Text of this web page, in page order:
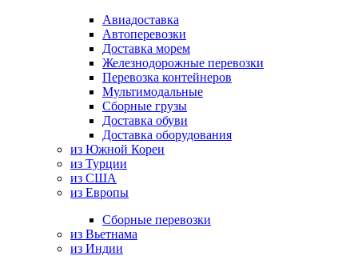
Авиадоставка
Автоперевозки
Доставка морем
Железнодорожные перевозки
Перевозка контейнеров
Мультимодальные
Сборные грузы
Доставка обуви
Доставка оборудования
из Южной Кореи
из Турции
из США
из Европы
Сборные перевозки
из Вьетнама
из Индии